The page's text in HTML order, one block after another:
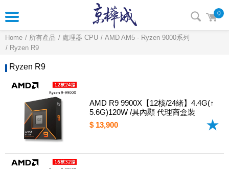
0
Home 所有產品 處理器 CPU
AMD AM5 - Ryzen 9000系列
Ryzen R9
Ryzen R9
AMD R9 9900X【12核/24緒】4.4G(↑
5.6G)120W /具內顯 代理商盒裝
$ 13,900